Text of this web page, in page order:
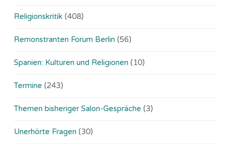
Religionskritik (408)
Remonstranten Forum Berlin (56)
Spanien: Kulturen und Religionen (10)
Termine (243)
Themen bisheriger Salon-Gespräche (3)
Unerhörte Fragen (30)